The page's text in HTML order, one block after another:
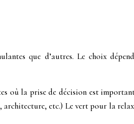
que d’autres. Le choix
où la prise de décision est
architecture, etc.) Le vert pour la